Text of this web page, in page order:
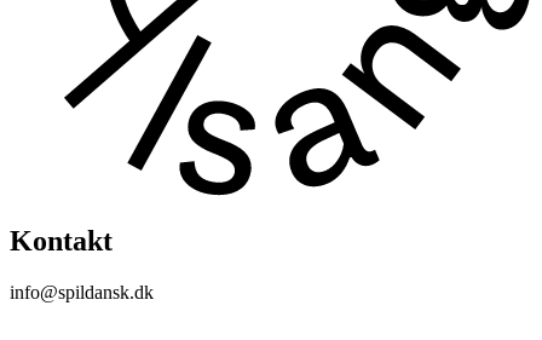
Kontakt
info@spildansk.dk